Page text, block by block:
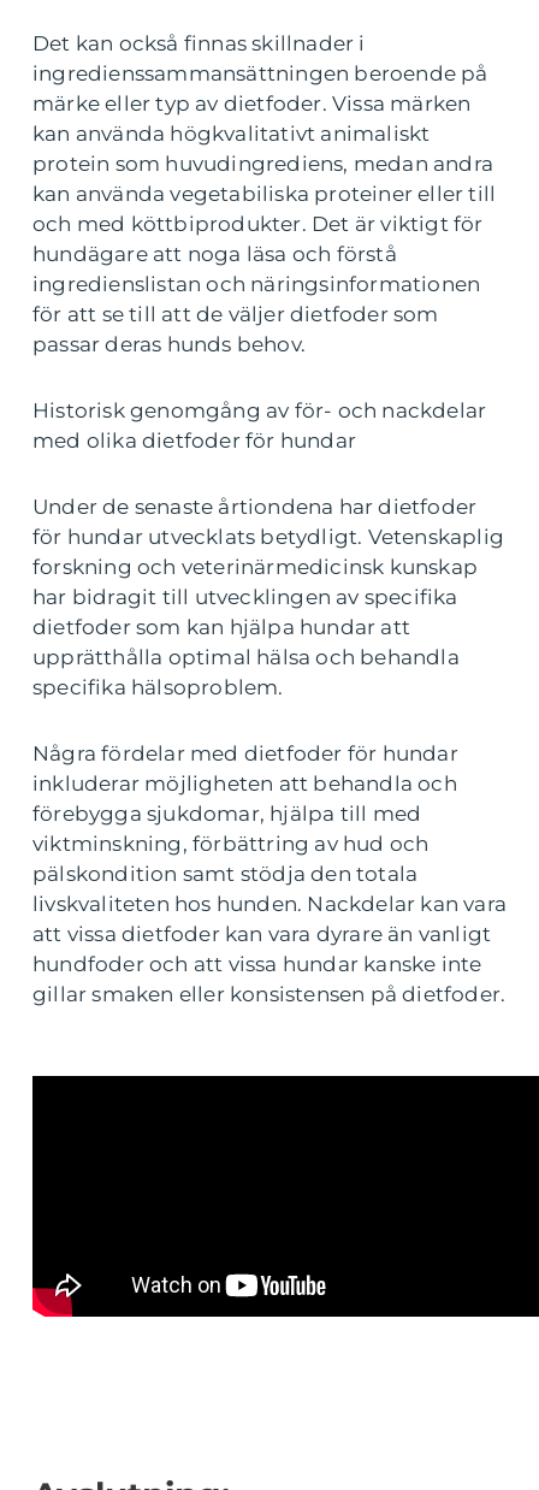
Det kan också finnas skillnader i
ingredienssammansättningen beroende på
märke eller typ av dietfoder. Vissa märken
kan använda högkvalitativt animaliskt
protein som huvudingrediens, medan andra
kan använda vegetabiliska proteiner eller till
och med köttbiprodukter. Det är viktigt för
hundägare att noga läsa och förstå
ingredienslistan och näringsinformationen
för att se till att de väljer dietfoder som
passar deras hunds behov.
Historisk genomgång av för- och nackdelar
med olika dietfoder för hundar
Under de senaste årtiondena har dietfoder
för hundar utvecklats betydligt. Vetenskaplig
forskning och veterinärmedicinsk kunskap
har bidragit till utvecklingen av specifika
dietfoder som kan hjälpa hundar att
upprätthålla optimal hälsa och behandla
specifika hälsoproblem.
Några fördelar med dietfoder för hundar
inkluderar möjligheten att behandla och
förebygga sjukdomar, hjälpa till med
viktminskning, förbättring av hud och
pälskondition samt stödja den totala
livskvaliteten hos hunden. Nackdelar kan vara
att vissa dietfoder kan vara dyrare än vanligt
hundfoder och att vissa hundar kanske inte
gillar smaken eller konsistensen på dietfoder.